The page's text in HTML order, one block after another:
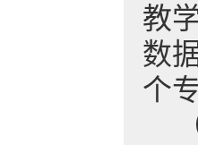
教
数
个